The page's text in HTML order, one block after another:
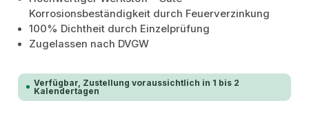
Korrosionsbeständigkeit durch Feuerverzinkung
100% Dichtheit durch Einzelprüfung
Zugelassen nach DVGW
Verfügbar, Zustellung voraussichtlich in 1 bis 2
Kalendertagen